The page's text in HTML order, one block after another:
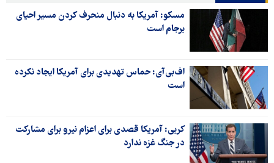
مسکو: آمریکا به دنبال منحرف کردن مسیر احیای
برجام است
اف‌بی‌آی: حماس تهدیدی برای آمریکا ایجاد نکرده
است
کربی: آمریکا قصدی برای اعزام نیرو برای مشارکت
در جنگ غزه ندارد